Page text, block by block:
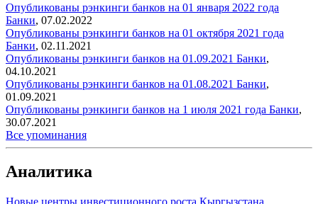
Опубликованы рэнкинги банков на 01 января 2022 года
Банки, 07.02.2022
Опубликованы рэнкинги банков на 01 октября 2021 года
Банки, 02.11.2021
Опубликованы рэнкинги банков на 01.09.2021 Банки,
04.10.2021
Опубликованы рэнкинги банков на 01.08.2021 Банки,
01.09.2021
Опубликованы рэнкинги банков на 1 июля 2021 года Банки,
30.07.2021
Все упоминания
Аналитика